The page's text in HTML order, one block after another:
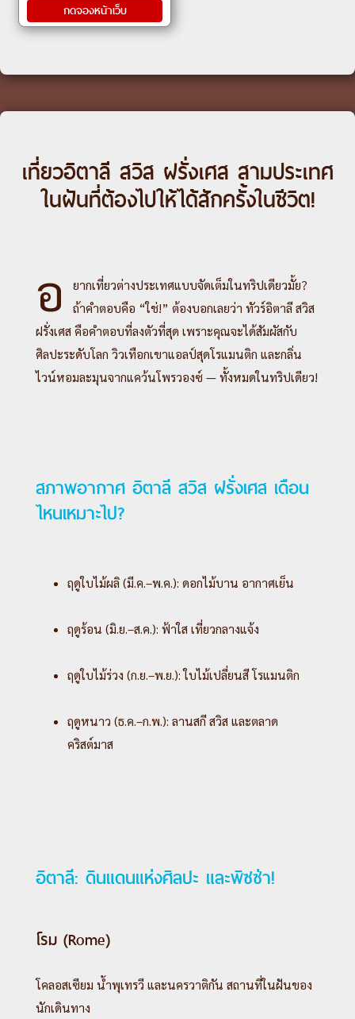
กดจองหน้าเว็บ
เที่ยวอิตาลี สวิส ฝรั่งเศส สามประเทศ
ในฝันที่ต้องไปให้ได้สักครั้งในชีวิต!
อ
ยากเที่ยวต่างประเทศแบบจัดเต็มในทริปเดียวมั้ย?
ถ้าคำตอบคือ “ใช่!” ต้องบอกเลยว่า ทัวร์อิตาลี สวิส
ฝรั่งเศส คือคำตอบที่ลงตัวที่สุด เพราะคุณจะได้สัมผัสกับ
ศิลปะระดับโลก วิวเทือกเขาแอลป์สุดโรแมนติก และกลิ่น
ไวน์หอมละมุนจากแคว้นโพรวองซ์ — ทั้งหมดในทริปเดียว!
สภาพอากาศ อิตาลี สวิส ฝรั่งเศส เดือน
ไหนเหมาะไป?
ฤดูใบไม้ผลิ (มี.ค.–พ.ค.): ดอกไม้บาน อากาศเย็น
ฤดูร้อน (มิ.ย.–ส.ค.): ฟ้าใส เที่ยวกลางแจ้ง
ฤดูใบไม้ร่วง (ก.ย.–พ.ย.): ใบไม้เปลี่ยนสี โรแมนติก
ฤดูหนาว (ธ.ค.–ก.พ.): ลานสกี สวิส และตลาด
คริสต์มาส
อิตาลี: ดินแดนแห่งศิลปะ และพิซซ่า!
โรม (Rome)
โคลอสเซียม น้ำพุเทรวี และนครวาติกัน สถานที่ในฝันของ
นักเดินทาง